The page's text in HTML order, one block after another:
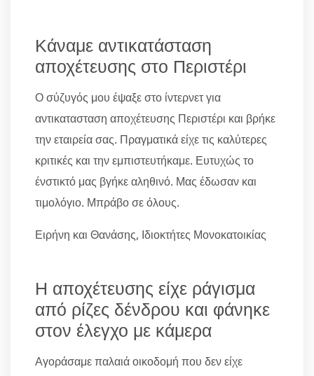
Κάναμε αντικατάσταση
αποχέτευσης στο Περιστέρι
Ο σύζυγός μου έψαξε στο ίντερνετ για
αντικατασταση αποχέτευσης Περιστέρι και βρήκε
την εταιρεία σας. Πραγματικά είχε τις καλύτερες
κριτικές και την εμπιστευτήκαμε. Ευτυχώς το
ένστικτό μας βγήκε αληθινό. Μας έδωσαν και
τιμολόγιο. Μπράβο σε όλους.
Ειρήνη και Θανάσης, Ιδιοκτήτες Μονοκατοικίας
Η αποχέτευσης είχε ράγισμα
από ρίζες δένδρου και φάνηκε
στον έλεγχο με κάμερα
Αγοράσαμε παλαιά οικοδομή που δεν είχε